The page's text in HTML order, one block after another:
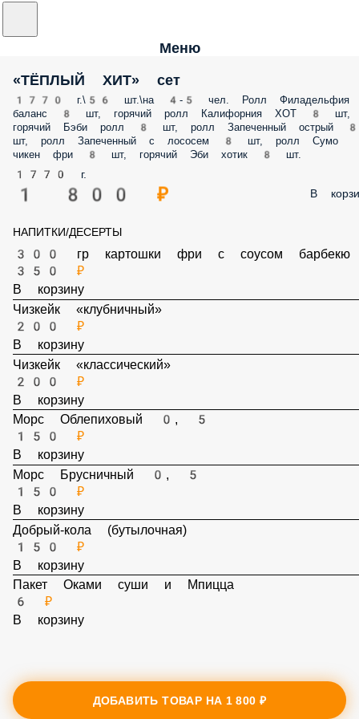
Меню
«ТЁПЛЫЙ ХИТ» cет
1770 г.\56 шт.\на 4-5 чел. Ролл Филадельфия
баланс 8 шт, горячий ролл Калифорния ХОТ 8 шт,
горячий Бэби ролл 8 шт, ролл Запеченный острый 8
шт, ролл Запеченный с лососем 8 шт, ролл Сумо
чикен фри 8 шт, горячий Эби хотик 8 шт.
1770 г.
1 800 ₽ В
НАПИТКИ/ДЕСЕРТЫ
300 гр картошки фри с соусом барбекю
350 ₽
В корзину
Чизкейк «клубничный»
200 ₽
В корзину
Чизкейк «классический»
200 ₽
В корзину
Морс Облепиховый 0, 5
150 ₽
В корзину
Морс Брусничный 0, 5
150 ₽
В корзину
Добрый-кола (бутылочная)
150 ₽
В корзину
6 ₽
ДОБАВИТЬ ТОВАР НА 1 800 ₽